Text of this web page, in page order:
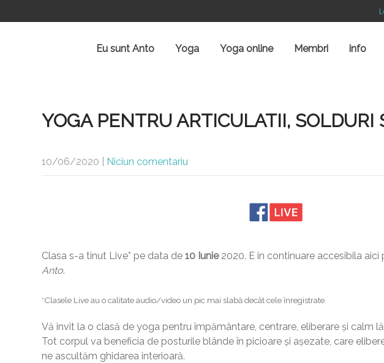
Eu sunt Anto Yoga Yoga online Membri info
YOGA PENTRU ARTICULATII, SOLDURI
10/06/2020 Niciun comentariu
Clasa s-a tinut Live* pe data de 10 Iunie 2020. E in continuare accesibila aici
Anto.
*Clasele Live au o calitate audio/video un pic mai slabă decât cele înregistrate.
Vă invit la o clasă de yoga pentru împământare, centrare, eliberare și calm
Tot corpul va beneficia de posturile blânde în picioare și așezate, care
ne ascultăm ghidarea interioară.